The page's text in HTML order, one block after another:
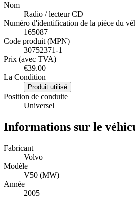
Nom
Radio / lecteur CD
Numéro d'identification de la pièce du
165087
Code produit (MPN)
30752371-1
Prix (avec TVA)
€39.00
La Condition
Produit utilisé
Position de conduite
Universel
Informations sur le
Fabricant
Volvo
Modèle
V50 (MW)
Année
2005